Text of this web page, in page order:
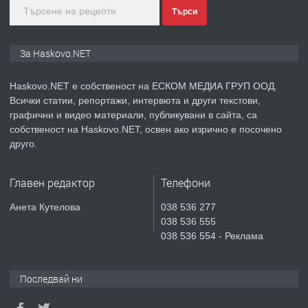
преди 5 дни
ПРЕДЛАГА
Продавам парцел в гр. Хасково кв.
СГЛОБЯВАНЕ НА МЕБЕЛИ.
Търси
За Haskovo.NET
Haskovo.NET е собственост на ЕСКОМ МЕДИА ГРУП ООД.
Всички статии, репортажи, интервюта и други текстови,
графични и видео материали, публикувани в сайта, са
собственост на Haskovo.NET, освен ако изрично е посочено
друго.
Главен редактор
Анета Кутелова
Телефони
038 536 277
038 536 555
038 536 554 - Реклама
Последвай ни